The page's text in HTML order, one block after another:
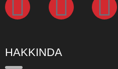
HAKKINDA